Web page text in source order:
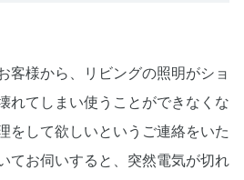
客様から、リビングの照明がショ
れてしまい使うことができなくな
をして欲しいというご連絡をいた
てお伺いすると、突然電気が切れ